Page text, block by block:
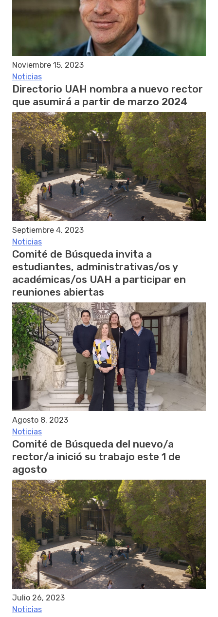
Noviembre 15, 2023
Noticias
Directorio UAH nombra a nuevo rector
que asumirá a partir de marzo 2024
Septiembre 4, 2023
Noticias
Comité de Búsqueda invita a
estudiantes, administrativas/os y
académicas/os UAH a participar en
reuniones abiertas
Agosto 8, 2023
Noticias
Comité de Búsqueda del nuevo/a
rector/a inició su trabajo este 1 de
agosto
Julio 26, 2023
Noticias